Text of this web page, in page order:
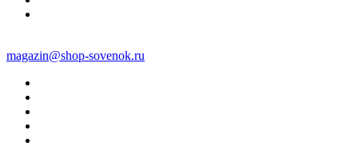
magazin@shop-sovenok.ru